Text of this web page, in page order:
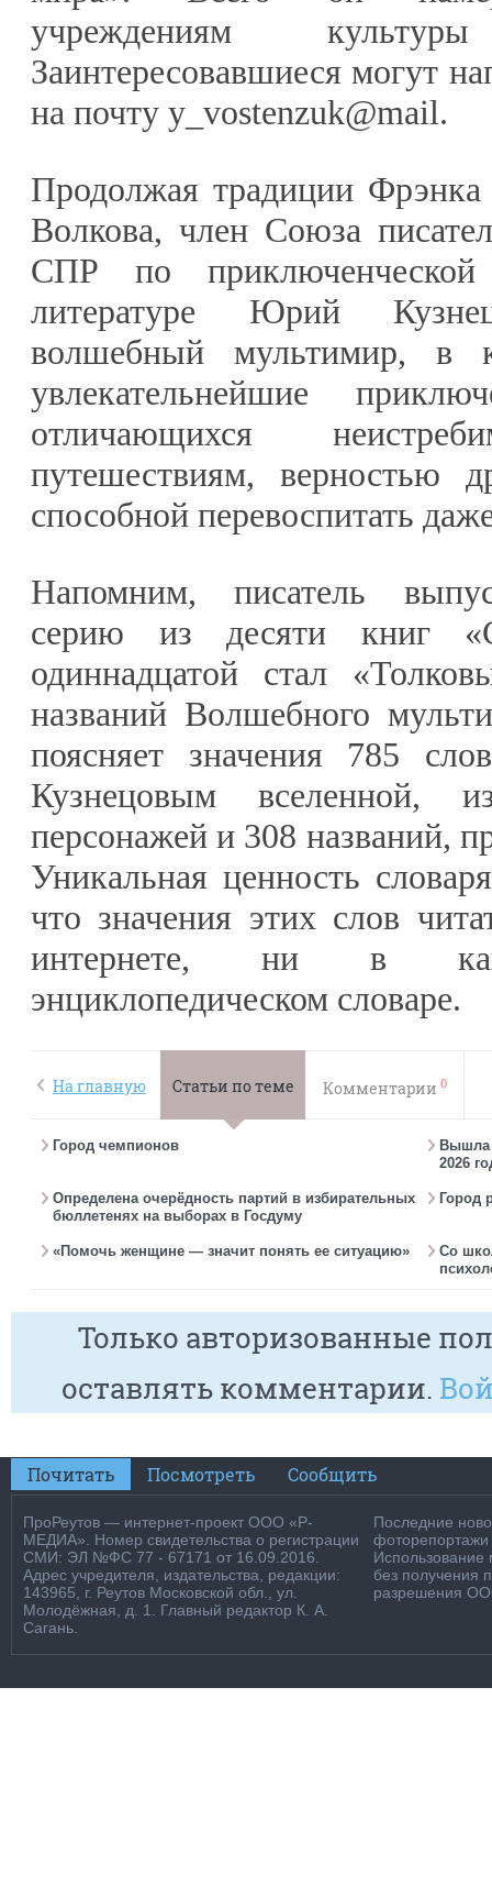
учреждениям
Заинтересовавшиеся могут
на почту y_vostenzuk@mail.
Продолжая традиции
Волкова, член Союза
СПР по приключенческой
литературе Юрий
волшебный мультимир, в
увлекательнейшие
отличающихся
путешествиям, верностью
способной перевоспитать
Напомним, писатель
серию из десяти книг
одиннадцатой стал
названий Волшебного
поясняет значения 785
Кузнецовым
персонажей и 308 названий,
Уникальная ценность
что значения этих слов
интернете, ни в
энциклопедическом словаре.
На главную Статьи по теме Комментарии 0
Город чемпионов
Вышла
2026
Определена очерёдность партий в избирательных
бюллетенях на выборах в Госдуму
Город
«Помочь женщине — значит понять ее ситуацию»
Со
Только авторизованные
оставлять комментарии.
Почитать Посмотреть Сообщить
ПроРеутов — интернет-проект ООО «Р-
МЕДИА». Номер свидетельства о регистрации
СМИ: ЭЛ №ФС 77 - 67171 от 16.09.2016.
Адрес учредителя, издательства, редакции:
143965, г. Реутов Московской обл., ул.
Молодёжная, д. 1. Главный редактор К. А.
Сагань.
Последние
фоторепортажи
Использование
без получения
разрешения